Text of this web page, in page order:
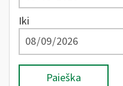
Iki
Paieška